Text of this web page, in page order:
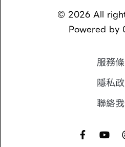
© 2026All
Powered by
服務
隱私
聯絡